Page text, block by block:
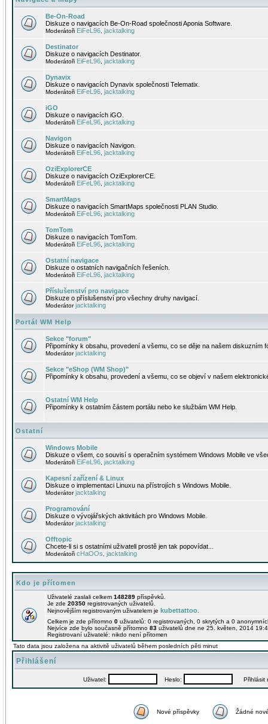
Be-On-Road
Diskuze o navigacích Be-On-Road společnosti Aponia Software.
Moderátoři EiFeL96 jacktalking
Destinator
Diskuze o navigacích Destinator.
Moderátoři EiFeL96 jacktalking
Dynavix
Diskuze o navigacích Dynavix společnosti Telematix.
Moderátoři EiFeL96 jacktalking
iGO
Diskuze o navigacích iGO.
Moderátoři EiFeL96 jacktalking
Navigon
Diskuze o navigacích Navigon.
Moderátoři EiFeL96 jacktalking
OziExplorerCE
Diskuze o navigacích OziExplorerCE.
Moderátoři EiFeL96 jacktalking
SmartMaps
Diskuze o navigacích SmartMaps společnosti PLAN Studio.
Moderátoři EiFeL96 jacktalking
TomTom
Diskuze o navigacích TomTom.
Moderátoři EiFeL96 jacktalking
Ostatní navigace
Diskuze o ostatních navigačních řešeních.
Moderátoři EiFeL96 jacktalking
Příslušenství pro navigace
Diskuze o příslušenství pro všechny druhy navigací.
Moderátorjacktalking
Portál WM Help
Sekce "forum"
Připomínky k obsahu, provedení a všemu, co se děje na našem diskuzním
Moderátorjacktalking
Sekce "eShop (WM Shop)"
Připomínky k obsahu, provedení a všemu, co se objeví v našem
Ostatní WM Help
Připomínky k ostatním částem portálu nebo ke službám WM Help.
Ostatní
Windows Mobile
Diskuze o všem, co souvisí s operačním systémem Windows Mobile ve
Moderátoři EiFeL96 jacktalking
Kapesní zařízení & Linux
Diskuze o implementaci Linuxu na přístrojích s Windows Mobile.
Moderátorjacktalking
Programování
Diskuze o vývojářských aktivitách pro Windows Mobile.
Moderátorjacktalking
Offtopic
Chcete-li si s ostatními uživateli prostě jen tak popovídat...
Moderátoři cHaOOs jacktalking
Kdo je přítomen
Uživatelé zaslali celkem 148289 příspěvků.
Je zde 20350 registrovaných uživatelů.
Nejnovějším registrovaným uživatelem je kubettattoo
Celkem je zde přítomno 0 uživatelů: 0 registrovaných, 0 skrytých a 0
Nejvíce zde bylo současně přítomno 83 uživatelů dne ne 25. květen, 2014
Registrovaní uživatelé: nikdo není přítomen
Tato data jsou založena na aktivitě uživatelů během posledních pěti minut
Přihlášení
Uživatel: Heslo: Přihlásit
Nové příspěvky Žádné